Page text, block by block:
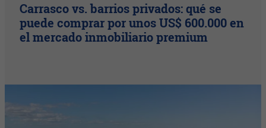
Carrasco vs. barrios privados: qué se
puede comprar por unos US$ 600.000 en
el mercado inmobiliario premium